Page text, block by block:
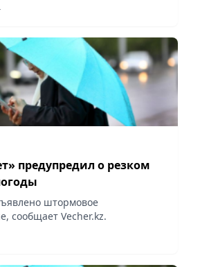
предупредил о резком
штормовое
сообщает Vecher.kz.